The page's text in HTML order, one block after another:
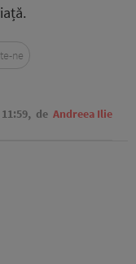
de Andreea Ilie
ne